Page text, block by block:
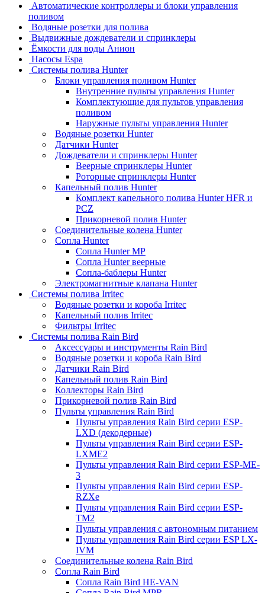
Автоматические контроллеры и блоки управления
поливом
Водяные розетки для полива
Выдвижные дождеватели и спринклеры
Ёмкости для воды Анион
Насосы Espa
Системы полива Hunter
Блоки управления поливом Hunter
Внутренние пульты управления Hunter
Комплектующие для пультов управления
поливом
Наружные пульты управления Hunter
Водяные розетки Hunter
Датчики Hunter
Дождеватели и спринклеры Hunter
Веерные спринклеры Hunter
Роторные спринклеры Hunter
Капельный полив Hunter
Комплект капельного полива Hunter HFR и
PCZ
Прикорневой полив Hunter
Соединительные колена Hunter
Сопла Hunter
Сопла Hunter MP
Сопла Hunter веерные
Сопла-баблеры Hunter
Электромагнитные клапана Hunter
Системы полива Irritec
Водяные розетки и короба Irritec
Капельный полив Irritec
Фильтры Irritec
Системы полива Rain Bird
Аксессуары и инструменты Rain Bird
Водяные розетки и короба Rain Bird
Датчики Rain Bird
Капельный полив Rain Bird
Коллекторы Rain Bird
Прикорневой полив Rain Bird
Пульты управления Rain Bird
Пульты управления Rain Bird серии ESP-
LXD (декодерные)
Пульты управления Rain Bird серии ESP-
LXME2
Пульты управления Rain Bird серии ESP-ME-
3
Пульты управления Rain Bird серии ESP-
RZXe
Пульты управления Rain Bird серии ESP-
TM2
Пульты управления с автономным питанием
Пульты управления Rain Bird серии ESP LX-
IVM
Соединительные колена Rain Bird
Сопла Rain Bird
Сопла Rain Bird HE-VAN